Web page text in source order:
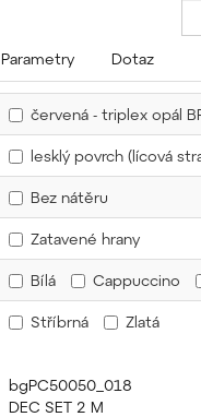
Parametry Dotaz
červená - triplex opál
lesklý povrch (lícová
Bez nátěru
Zatavené hrany
Bílá Cappuccino
Stříbrná Zlatá
bgPC50050_018
DEC SET 2 M